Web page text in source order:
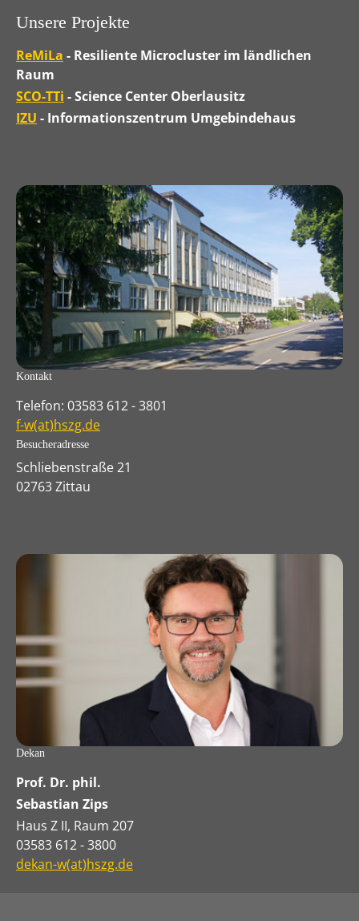
Unsere Projekte
ReMiLa - Resiliente Microcluster im ländlichen
Raum
SCO-TTi - Science Center Oberlausitz
IZU - Informationszentrum Umgebindehaus
Kontakt
Telefon: 03583 612 - 3801
f-w(at)hszg.de
Besucheradresse
Schliebenstraße 21
02763 Zittau
Dekan
Prof. Dr. phil.
Sebastian Zips
Haus Z II, Raum 207
03583 612 - 3800
dekan-w(at)hszg.de